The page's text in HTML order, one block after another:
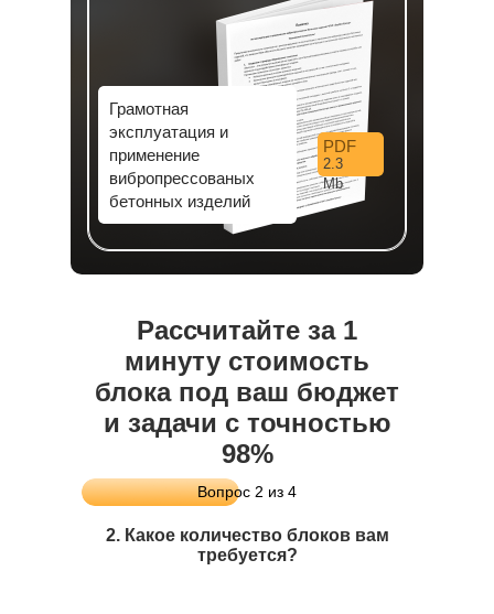
Грамотная
эксплуатация и
применение
вибропрессованых
бетонных изделий
PDF
2.3
Mb
2. Какое количество блоков вам
требуется?
Рассчитайте за 1
минуту стоимость
блока под ваш бюджет
и задачи с точностью
98%
Вопрос 2 из 4